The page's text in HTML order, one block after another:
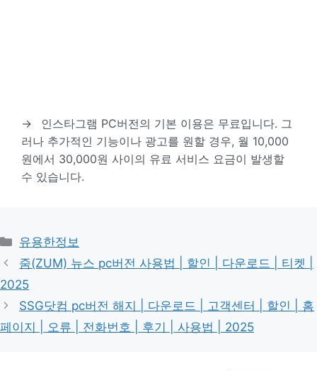
→
인스타그램 PC버전의 기본 이용은 무료입니다. 그
러나 추가적인 기능이나 광고를 원할 경우, 월 10,000
원에서 30,000원 사이의 유료 서비스 요금이 발생할
수 있습니다.
카
테
고
리
유용한정보
줌(ZUM) 뉴스 pc버전 사용법 | 할인 | 다운로드 | 티켓 |
2025
SSG닷컴 pc버전 해지 | 다운로드 | 고객센터 | 할인 | 홈
페이지 | 오류 | 전화번호 | 후기 | 사용법 | 2025